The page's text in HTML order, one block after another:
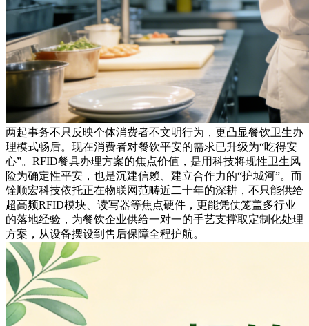
两起事务不只反映个体消费者不文明行为，更凸显餐饮卫生办
理模式畅后。现在消费者对餐饮平安的需求已升级为“吃得安
心”。RFID餐具办理方案的焦点价值，是用科技将现性卫生风
险为确定性平安，也是沉建信赖、建立合作力的“护城河”。而
铨顺宏科技依托正在物联网范畴近二十年的深耕，不只能供给
超高频RFID模块、读写器等焦点硬件，更能凭仗笼盖多行业
的落地经验，为餐饮企业供给一对一的手艺支撑取定制化处理
方案，从设备摆设到售后保障全程护航。